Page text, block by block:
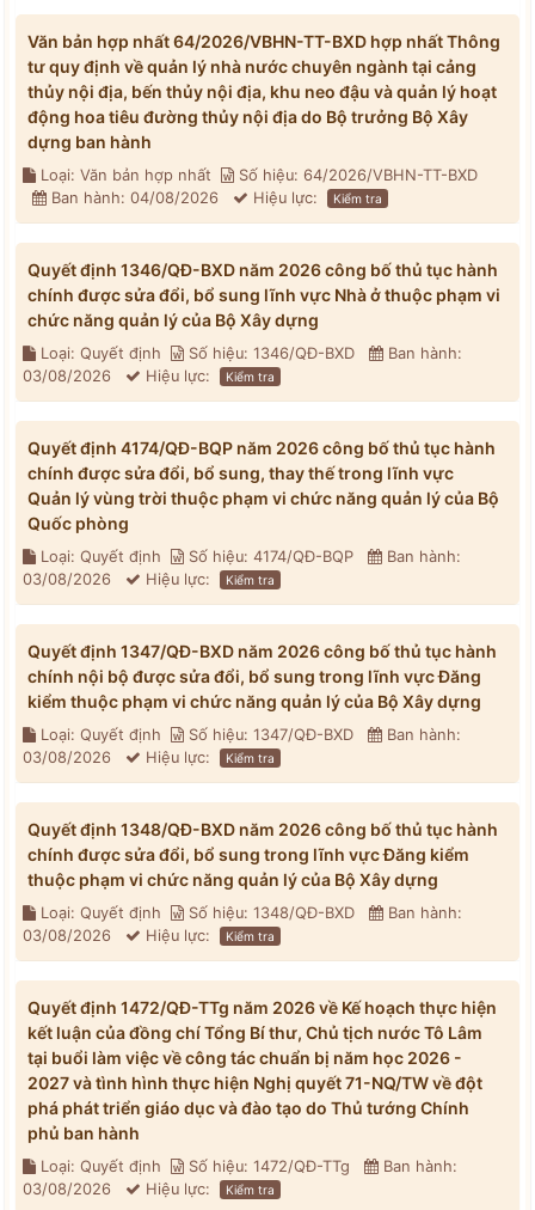
Văn bản hợp nhất 64/2026/VBHN-TT-BXD hợp nhất Thông
tư quy định về quản lý nhà nước chuyên ngành tại cảng
thủy nội địa, bến thủy nội địa, khu neo đậu và quản lý hoạt
động hoa tiêu đường thủy nội địa do Bộ trưởng Bộ Xây
dựng ban hành
Loại: Văn bản hợp nhất
Số hiệu: 64/2026/VBHN-TT-BXD
Ban hành: 04/08/2026
Hiệu lực: Kiểm tra
Quyết định 1346/QĐ-BXD năm 2026 công bố thủ tục hành
chính được sửa đổi, bổ sung lĩnh vực Nhà ở thuộc phạm vi
chức năng quản lý của Bộ Xây dựng
Loại: Quyết định Số hiệu: 1346/QĐ-BXD
Ban hành:
03/08/2026
Hiệu lực: Kiểm tra
Quyết định 4174/QĐ-BQP năm 2026 công bố thủ tục hành
chính được sửa đổi, bổ sung, thay thế trong lĩnh vực
Quản lý vùng trời thuộc phạm vi chức năng quản lý của Bộ
Quốc phòng
Loại: Quyết định Số hiệu: 4174/QĐ-BQP
Ban hành:
03/08/2026
Hiệu lực: Kiểm tra
Quyết định 1347/QĐ-BXD năm 2026 công bố thủ tục hành
chính nội bộ được sửa đổi, bổ sung trong lĩnh vực Đăng
kiểm thuộc phạm vi chức năng quản lý của Bộ Xây dựng
Loại: Quyết định Số hiệu: 1347/QĐ-BXD
Ban hành:
03/08/2026
Hiệu lực: Kiểm tra
Quyết định 1348/QĐ-BXD năm 2026 công bố thủ tục hành
chính được sửa đổi, bổ sung trong lĩnh vực Đăng kiểm
thuộc phạm vi chức năng quản lý của Bộ Xây dựng
Loại: Quyết định Số hiệu: 1348/QĐ-BXD
Ban hành:
03/08/2026
Hiệu lực: Kiểm tra
Quyết định 1472/QĐ-TTg năm 2026 về Kế hoạch thực hiện
kết luận của đồng chí Tổng Bí thư, Chủ tịch nước Tô Lâm
tại buổi làm việc về công tác chuẩn bị năm học 2026 -
2027 và tình hình thực hiện Nghị quyết 71-NQ/TW về đột
phá phát triển giáo dục và đào tạo do Thủ tướng Chính
phủ ban hành
Loại: Quyết định Số hiệu: 1472/QĐ-TTg
Ban hành:
03/08/2026
Hiệu lực: Kiểm tra